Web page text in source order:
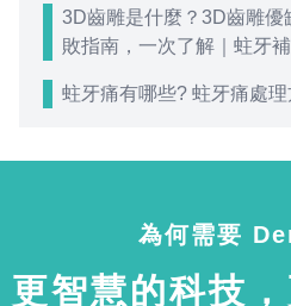
3D齒雕是什麼？3D齒雕優
敗指南，一次了解｜蛀牙
蛀牙痛有哪些? 蛀牙痛處
為何需要
更智慧的科技